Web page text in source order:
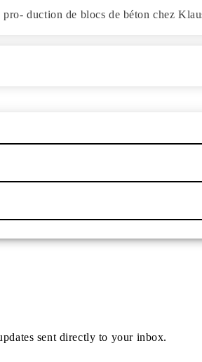
pro- duction de blocs de béton chez
sent directly to your inbox.